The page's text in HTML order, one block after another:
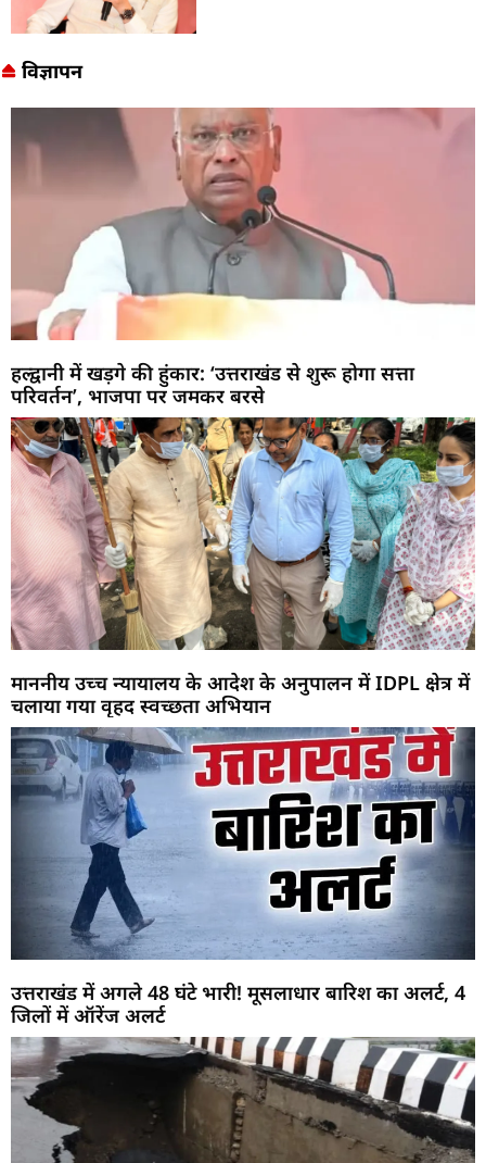
विज्ञापन
हल्द्वानी में खड़गे की हुंकार: ‘उत्तराखंड से शुरू होगा सत्ता
परिवर्तन’, भाजपा पर जमकर बरसे
माननीय उच्च न्यायालय के आदेश के अनुपालन में IDPL क्षेत्र में
चलाया गया वृहद स्वच्छता अभियान
उत्तराखंड में अगले 48 घंटे भारी! मूसलाधार बारिश का अलर्ट, 4
जिलों में ऑरेंज अलर्ट